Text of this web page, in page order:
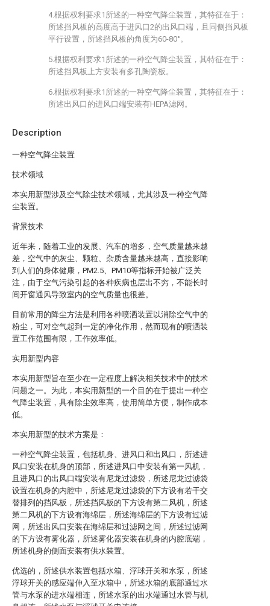
Description
一种空气降尘装置
技术领域
本实用新型涉及空气除尘技术领域，尤其涉及一种空气降
尘装置。
背景技术
近年来，随着工业的发展、汽车的增多，空气质量越来越
差，空气中的灰尘、颗粒、杂质含量越来越高，直接影响
到人们的身体健康，PM2.5、PM10等指标开始被广泛关
注，由于空气污染引起的各种疾病也层出不穷，不能长时
间开窗通风导致室内的空气质量也很差。
目前常用的降尘方法是利用各种喷洒装置以消除空气中的
粉尘，可对空气起到一定的净化作用，然而现有的喷洒装
置工作范围有限，工作效率低。
实用新型内容
本实用新型旨在至少在一定程度上解决相关技术中的技术
问题之一。为此，本实用新型的一个目的在于提出一种空
气降尘装置，具有除尘效率高，使用简单方便，制作成本
低。
本实用新型的技术方案是：
一种空气降尘装置，包括机身、进风口和出风口，所述进
风口安装在机身的顶部，所述进风口中安装有第一风机，
且进风口的出风口端安装有尼龙过滤袋，所述尼龙过滤袋
设置在机身的内腔中，所述尼龙过滤袋的下方设有若干交
替排列的挡风板，所述挡风板的下方设有第二风机，所述
第二风机的下方设有海绵层，所述海绵层的下方设有过滤
网，所述出风口安装在海绵层和过滤网之间，所述过滤网
的下方设有雾化器，所述雾化器安装在机身的内腔底端，
所述机身的侧面安装有供水装置。
优选的，所述供水装置包括水箱、浮球开关和水泵，所述
浮球开关的感应端伸入至水箱中，所述水箱的底部通过水
管与水泵的进水端相连，所述水泵的出水端通过水管与机
4.根据权利要求1所述的一种空气降尘装置，其特征在于：
所述挡风板的高度高于进风口2的出风口端，且同侧挡风板
平行设置，所述挡风板的角度为60-80°。
5.根据权利要求1所述的一种空气降尘装置，其特征在于：
所述挡风板上方安装有多孔陶瓷板。
6.根据权利要求1所述的一种空气降尘装置，其特征在于：
所述出风口的进风口端安装有HEPA滤网。